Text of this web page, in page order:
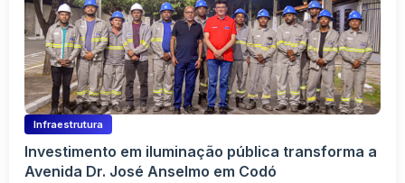
Infraestrutura
Investimento em iluminação pública transforma a
Avenida Dr. José Anselmo em Codó